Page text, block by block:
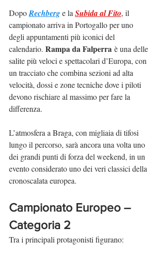
Dopo Rechberg e la Subida al Fito, il
campionato arriva in Portogallo per uno
degli appuntamenti più iconici del
calendario. Rampa da Falperra è una delle
salite più veloci e spettacolari d’Europa, con
un tracciato che combina sezioni ad alta
velocità, dossi e zone tecniche dove i piloti
devono rischiare al massimo per fare la
differenza.
L’atmosfera a Braga, con migliaia di tifosi
lungo il percorso, sarà ancora una volta uno
dei grandi punti di forza del weekend, in un
evento considerato uno dei veri classici della
cronoscalata europea.
Campionato Europeo –
Categoria 2
Tra i principali protagonisti figurano: